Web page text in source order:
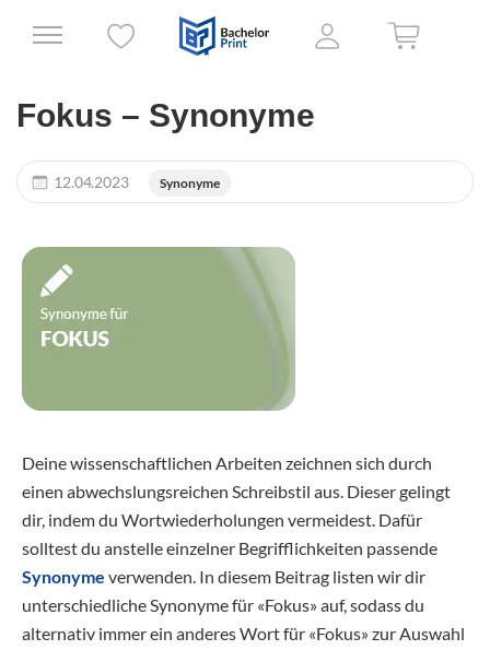
Fokus – Synonyme
12.04.2023 Synonyme
Deine wissenschaftlichen Arbeiten zeichnen sich durch
einen abwechslungsreichen Schreibstil aus. Dieser gelingt
dir, indem du Wortwiederholungen vermeidest. Dafür
solltest du anstelle einzelner Begrifflichkeiten passende
Synonyme verwenden. In diesem Beitrag listen wir dir
unterschiedliche Synonyme für «Fokus» auf, sodass du
alternativ immer ein anderes Wort für «Fokus» zur Auswahl